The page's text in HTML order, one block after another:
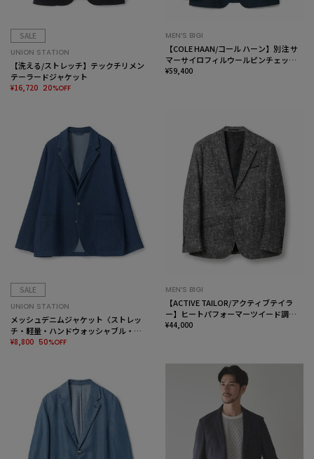
SALE
UNION STATION
【洗える/ストレッチ】テックチリメン
テーラードジャケット
¥16,720 20%OFF
MEN’S BIGI
【COLE HAAN/コール ハーン】別注 サ
マーサイロフィルウールピンチェック
ジャケット＜通気性＞
¥59,400
SALE
UNION STATION
メッシュデニムジャケット〈ストレッ
チ・軽量・ハンドウォッシャブル・通
気性〉
¥8,800 50%OFF
MEN’S BIGI
【ACTIVE TAILOR/アクティブテイラ
ー】ヒートパフォーマーツイード調プ
リントジャケット
¥44,000